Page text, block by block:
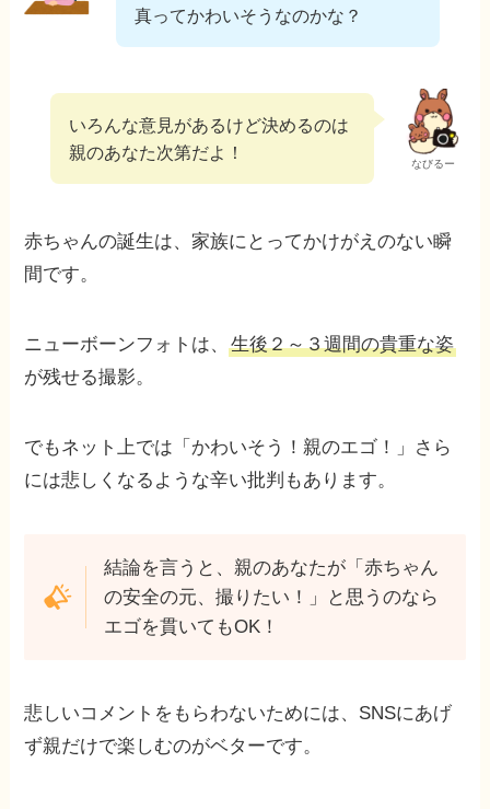
真ってかわいそうなのかな？
なびるー
いろんな意見があるけど決めるのは
親のあなた次第だよ！
赤ちゃんの誕生は、家族にとってかけがえのない瞬
間です。
ニューボーンフォトは、生後２～３週間の貴重な姿
が残せる撮影。
でもネット上では「かわいそう！親のエゴ！」さら
には悲しくなるような辛い批判もあります。
結論を言うと、親のあなたが「赤ちゃん
の安全の元、撮りたい！」と思うのなら
エゴを貫いてもOK！
悲しいコメントをもらわないためには、SNSにあげ
ず親だけで楽しむのがベターです。